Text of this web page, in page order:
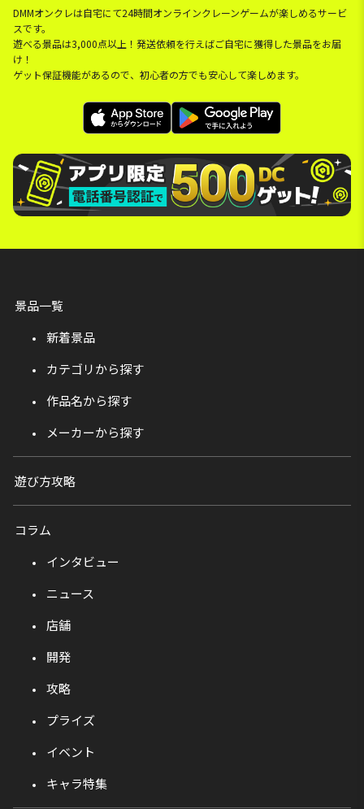
DMMオンクレは自宅にて24時間オンラインクレーンゲームが楽しめるサービ
スです。
遊べる景品は3,000点以上！発送依頼を行えばご自宅に獲得した景品をお届
け！
ゲット保証機能があるので、初心者の方でも安心して楽しめます。
景品一覧
新着景品
カテゴリから探す
作品名から探す
メーカーから探す
遊び方攻略
コラム
インタビュー
ニュース
店舗
開発
攻略
プライズ
イベント
キャラ特集